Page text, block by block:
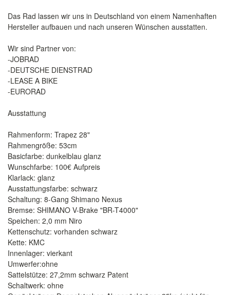
Das Rad lassen wir uns in Deutschland von einem Namenhaften
Hersteller aufbauen und nach unseren Wünschen ausstatten.
Wir sind Partner von:
-JOBRAD
-DEUTSCHE DIENSTRAD
-LEASE A BIKE
-EURORAD
Ausstattung
Rahmenform: Trapez 28"
Rahmengröße: 53cm
Basicfarbe: dunkelblau glanz
Wunschfarbe: 100€ Aufpreis
Klarlack: glanz
Ausstattungsfarbe: schwarz
Schaltung: 8-Gang Shimano Nexus
Bremse: SHIMANO V-Brake "BR-T4000"
Speichen: 2,0 mm Niro
Kettenschutz: vorhanden schwarz
Kette: KMC
Innenlager: vierkant
Umwerfer:ohne
Sattelstütze: 27,2mm schwarz Patent
Schaltwerk: ohne